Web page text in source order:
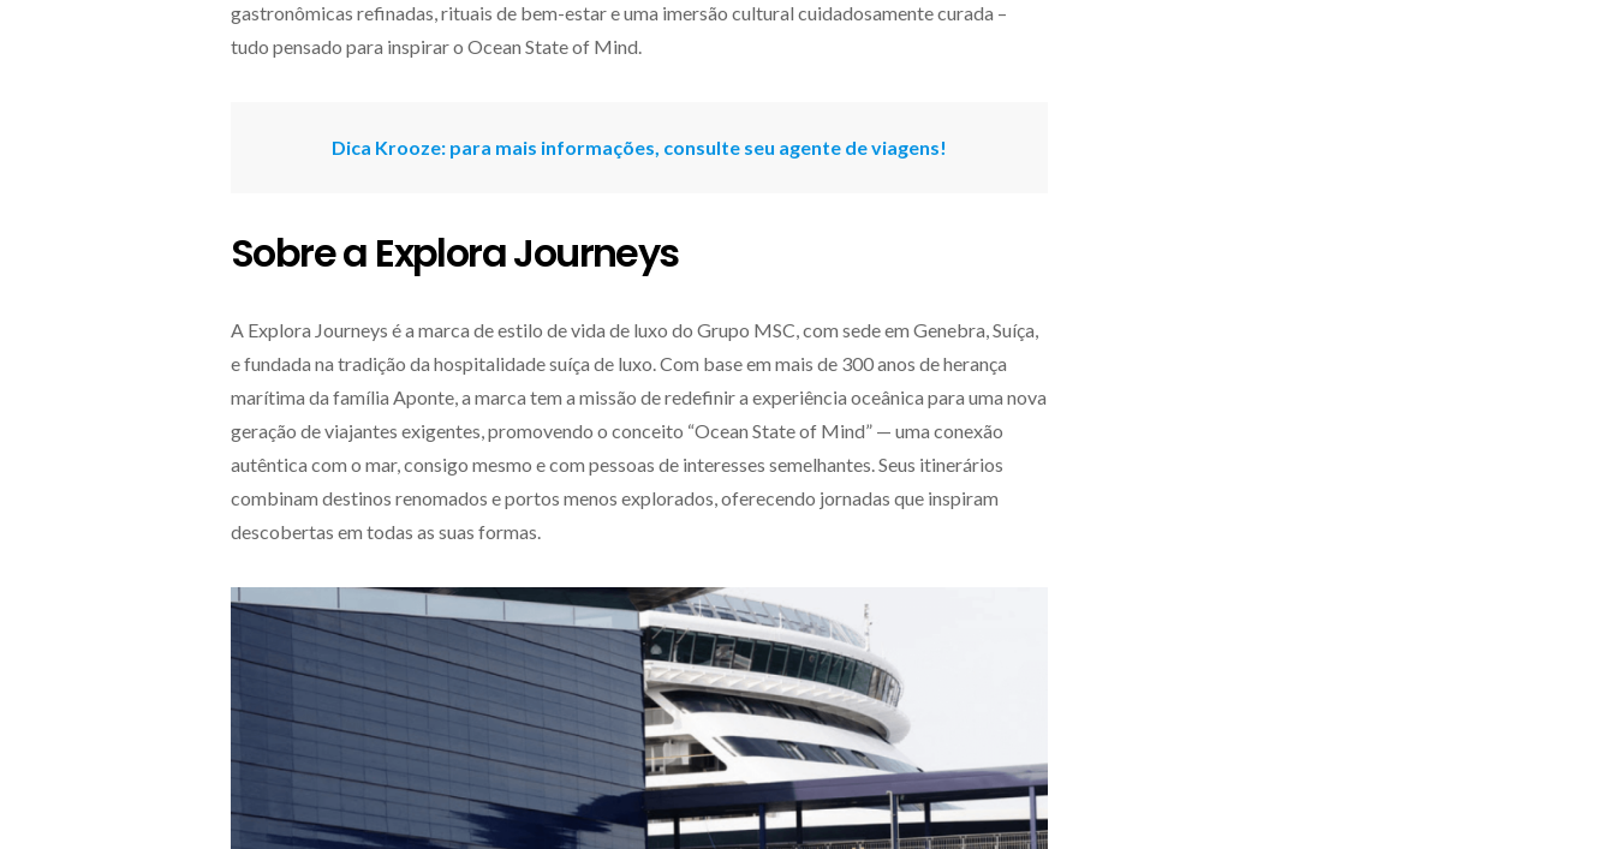
gastronômicas refinadas, rituais de bem-estar e uma imersão cultural cuidadosamente curada –
tudo pensado para inspirar o Ocean State of Mind.
Dica Krooze: para mais informações, consulte seu agente de viagens!
Sobre a Explora Journeys
A Explora Journeys é a marca de estilo de vida de luxo do Grupo MSC, com sede em Genebra, Suíça,
e fundada na tradição da hospitalidade suíça de luxo. Com base em mais de 300 anos de herança
marítima da família Aponte, a marca tem a missão de redefinir a experiência oceânica para uma nova
geração de viajantes exigentes, promovendo o conceito “Ocean State of Mind” — uma conexão
autêntica com o mar, consigo mesmo e com pessoas de interesses semelhantes. Seus itinerários
combinam destinos renomados e portos menos explorados, oferecendo jornadas que inspiram
descobertas em todas as suas formas.